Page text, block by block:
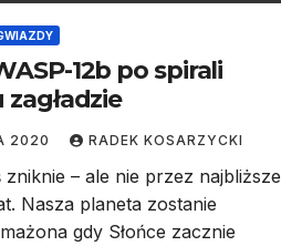
12b po spirali
2020 RADEK KOSARZYCKI
zniknie – ale nie przez najbliższe
Nasza planeta zostanie
gdy Słońce zacznie